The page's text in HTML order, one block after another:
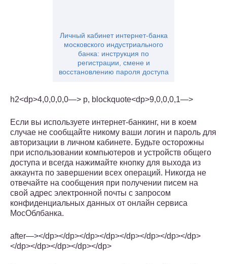
Личный кабинет интернет-банка
московского индустриального
банка: инструкция по
регистрации, смене и
восстановлению пароля доступа
h2<dp>4,0,0,0,0—> p, blockquote<dp>9,0,0,0,1—>
Если вы используете интернет-банкинг, ни в коем
случае не сообщайте никому ваши логин и пароль для
авторизации в личном кабинете. Будьте осторожны
при использовании компьютеров и устройств общего
доступа и всегда нажимайте кнопку для выхода из
аккаунта по завершении всех операций. Никогда не
отвечайте на сообщения при получении писем на
свой адрес электронной почты с запросом
конфиденциальных данных от онлайн сервиса
МосОблбанка.
after—></dp></dp></dp></dp></dp></dp></dp></dp>
</dp></dp></dp></dp></dp>